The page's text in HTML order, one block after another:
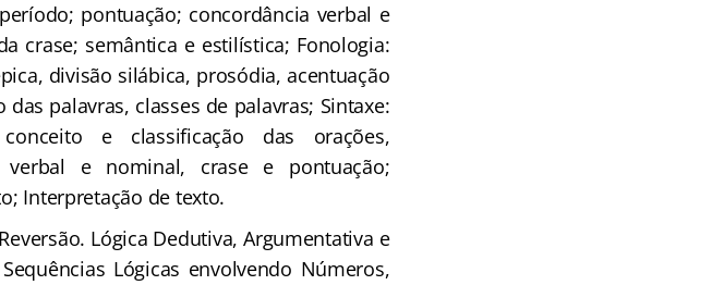
pontuação; concordância verbal e
crase; semântica e estilística; Fonologia:
divisão silábica, prosódia, acentuação
palavras, classes de palavras; Sintaxe:
e classificação das orações,
e nominal, crase e pontuação;
Interpretação de texto.
Lógica Dedutiva, Argumentativa e
Lógicas envolvendo Números,